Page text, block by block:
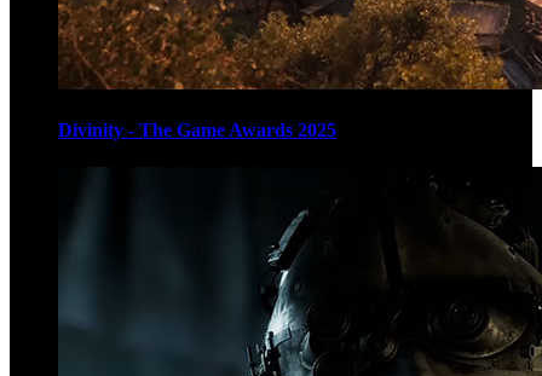
Divinity - The Game Awards 2025